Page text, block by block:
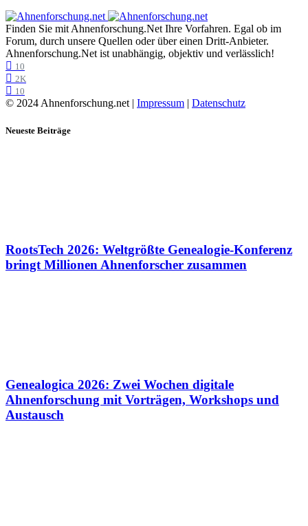
Finden Sie mit Ahnenforschung.Net Ihre Vorfahren. Egal ob im
Forum, durch unsere Quellen oder über einen Dritt-Anbieter.
Ahnenforschung.Net ist unabhängig, objektiv und verlässlich!
10
2K
10
© 2024 Ahnenforschung.net | Impressum | Datenschutz
Neueste Beiträge
RootsTech 2026: Weltgrößte Genealogie-Konferenz
bringt Millionen Ahnenforscher zusammen
Genealogica 2026: Zwei Wochen digitale
Ahnenforschung mit Vorträgen, Workshops und
Austausch